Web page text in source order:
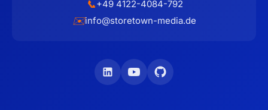
📞+49 4122-4084-792
✉️info@storetown-media.de